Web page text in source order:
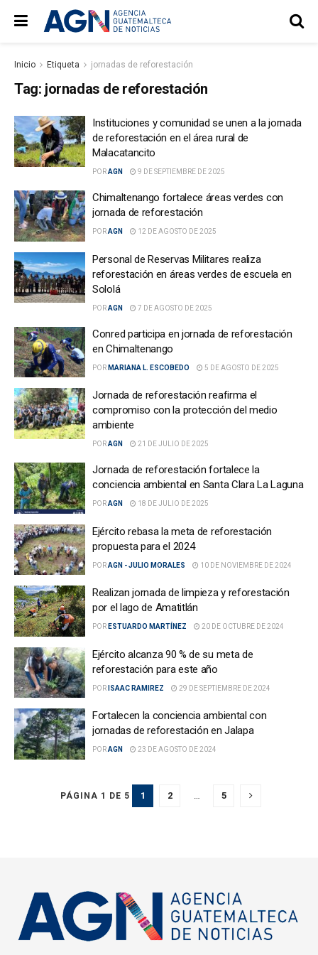
Inicio Etiqueta jornadas de reforestación
Tag: jornadas de reforestación
Instituciones y comunidad se unen a la jornada
de reforestación en el área rural de
Malacatancito
PORAGN 9 DE SEPTIEMBRE DE 2025
Chimaltenango fortalece áreas verdes con
jornada de reforestación
PORAGN 12 DE AGOSTO DE 2025
Personal de Reservas Militares realiza
reforestación en áreas verdes de escuela en
Sololá
PORAGN 7 DE AGOSTO DE 2025
Conred participa en jornada de reforestación
en Chimaltenango
POR MARIANA L. ESCOBEDO 5 DE AGOSTO DE 2025
Jornada de reforestación reafirma el
compromiso con la protección del medio
ambiente
PORAGN 21 DE JULIO DE 2025
Jornada de reforestación fortalece la
conciencia ambiental en Santa Clara La Laguna
PORAGN 18 DE JULIO DE 2025
Ejército rebasa la meta de reforestación
propuesta para el 2024
PORAGN - JULIO MORALES 10 DE NOVIEMBRE DE 2024
Realizan jornada de limpieza y reforestación
por el lago de Amatitlán
POR ESTUARDO MARTÍNEZ 20 DE OCTUBRE DE 2024
Ejército alcanza 90 % de su meta de
reforestación para este año
POR ISAAC RAMIREZ 29 DE SEPTIEMBRE DE 2024
Fortalecen la conciencia ambiental con
jornadas de reforestación en Jalapa
PORAGN 23 DE AGOSTO DE 2024
PÁGINA 1 DE 5 1 2 5